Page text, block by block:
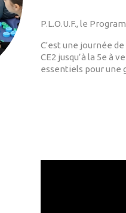
P.L.O.U.F., le
C'est une journée
CE2 jusqu’à la 5e à
essentiels pour une